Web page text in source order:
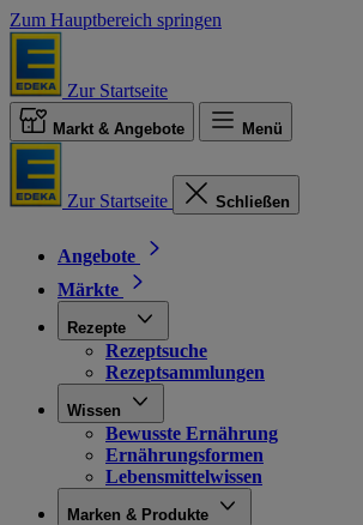
Zum Hauptbereich springen
Zur Startseite
Markt & Angebote Menü
Zur Startseite Schließen
Angebote
Märkte
Rezepte
Rezeptsuche
Rezeptsammlungen
Wissen
Bewusste Ernährung
Ernährungsformen
Lebensmittelwissen
Marken & Produkte